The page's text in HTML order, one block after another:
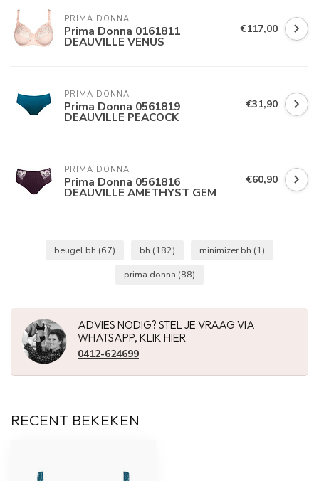
PRIMA DONNA
Prima Donna 0161811
DEAUVILLE VENUS
€117,00
PRIMA DONNA
Prima Donna 0561819
DEAUVILLE PEACOCK
€31,90
PRIMA DONNA
Prima Donna 0561816
DEAUVILLE AMETHYST GEM
€60,90
beugel bh (67) bh (182) minimizer bh (1)
prima donna (88)
ADVIES NODIG? STEL JE VRAAG VIA
WHATSAPP, KLIK HIER
0412-624699
RECENT BEKEKEN